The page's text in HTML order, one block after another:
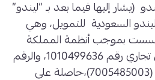
(يشار إليها فيما بعد بـ “ليندو”
السعودية للتمويل، وهي
بموجب أنظمة المملكة
العربية السعودية, بسجل تجاري رقم 1010499636، والرقم
الوطني الموحد للمنشأة: (7005485003)،حاصلة على